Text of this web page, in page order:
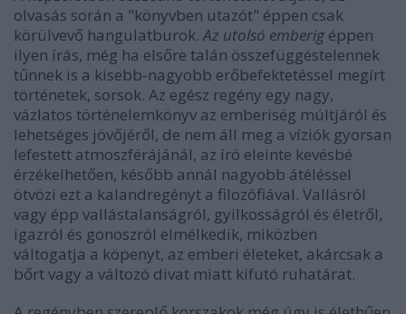
olvasás során a "könyvben utazót" éppen csak
körülvevő hangulatburok.Az utolsó emberig éppen
ilyen írás, még ha elsőre talán összefüggéstelennek
tűnnek is a kisebb-nagyobb erőbefektetéssel megírt
történetek, sorsok. Az egész regény egy nagy,
vázlatos történelemkönyv az emberiség múltjáról és
lehetséges jövőjéről, de nem áll meg a víziók gyorsan
lefestett atmoszférájánál, az író eleinte kevésbé
érzékelhetően, később annál nagyobb átéléssel
ötvözi ezt a kalandregényt a filozófiával. Vallásról
vagy épp vallástalanságról, gyilkosságról és életről,
igazról és gonoszról elmélkedik, miközben
váltogatja a köpenyt, az emberi életeket, akárcsak a
bőrt vagy a változó divat miatt kifutó ruhatárat.